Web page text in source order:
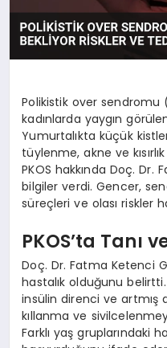
Polikistik over sendromu
kadınlarda yaygın
Yumurtalıkta küçük
tüylenme, akne ve
PKOS hakkında Doç.
bilgiler verdi. Gencer,
süreçleri ve olası riskler
PKOS’ta Tanı
Doç. Dr. Fatma Ketenci
hastalık olduğunu
insülin direnci ve artmış
kıllanma ve
Farklı yaş gruplarındaki